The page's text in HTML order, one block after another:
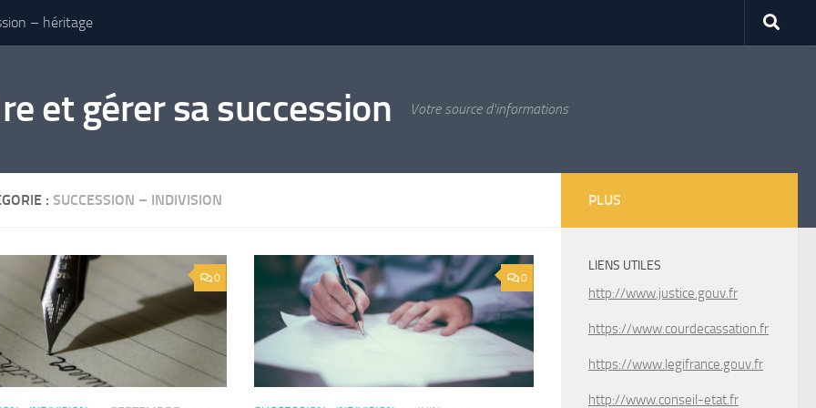
– héritage
et gérer sa succession Votre source d'informations
: SUCCESSION – INDIVISION
0 0
PLUS
LIENS UTILES
http://www.justice.gouv.fr
https://www.courdecassation.fr
https://www.legifrance.gouv.fr
http://www.conseil-etat.fr